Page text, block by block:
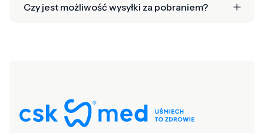
Czy jest możliwość wysyłki za pobraniem?